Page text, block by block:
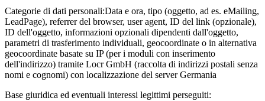
Categorie di dati personali:Data e ora, tipo (oggetto, ad es. eMailing,
LeadPage), referrer del browser, user agent, ID del link (opzionale),
ID dell'oggetto, informazioni opzionali dipendenti dall'oggetto,
parametri di trasferimento individuali, geocoordinate o in alternativa
geocoordinate basate su IP (per i moduli con inserimento
dell'indirizzo) tramite Locr GmbH (raccolta di indirizzi postali senza
nomi e cognomi) con localizzazione del server Germania
Base giuridica ed eventuali interessi legittimi perseguiti: